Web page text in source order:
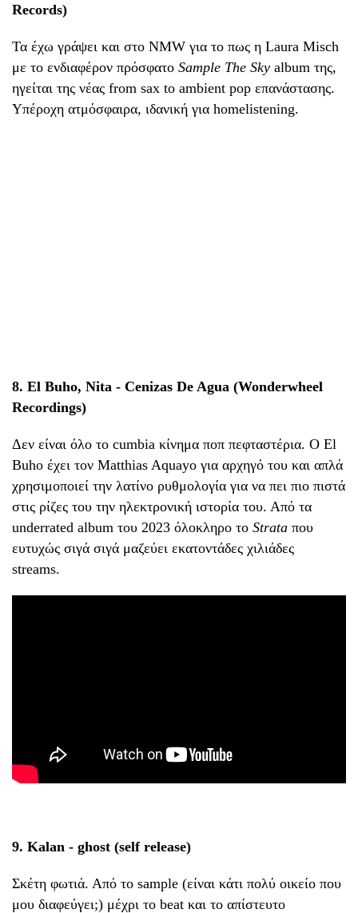
Records)
Τα έχω γράψει και στο NMW για το πως η Laura Misch
με το ενδιαφέρον πρόσφατο Sample The Sky album της,
ηγείται της νέας from sax to ambient pop επανάστασης.
Υπέροχη ατμόσφαιρα, ιδανική για homelistening.
8. El Buho, Nita - Cenizas De Agua (Wonderwheel
Recordings)
Δεν είναι όλo το cumbia κίνημα ποπ πεφταστέρια. Ο El
Buho έχει τον Matthias Aquayo για αρχηγό του και απλά
χρησιμοποιεί την λατίνο ρυθμολογία για να πει πιο πιστά
στις ρίζες του την ηλεκτρονική ιστορία του. Από τα
underrated album του 2023 όλοκληρο το Strata που
ευτυχώς σιγά σιγά μαζεύει εκατοντάδες χιλιάδες
streams.
9. Kalan - ghost (self release)
Σκέτη φωτιά. Από το sample (είναι κάτι πολύ οικείο που
μου διαφεύγει;) μέχρι το beat και το απίστευτο